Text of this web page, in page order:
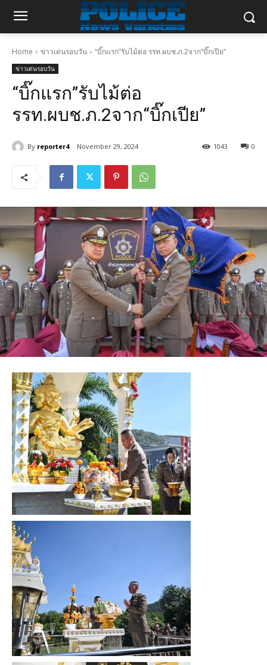
Home ข่าวเด่นรอบวัน “บิ๊กแรก”รับไม้ต่อ รรท.ผบช.ภ.2จาก“บิ๊กเปีย”
ข่าวเด่นรอบวัน
“บิ๊กแรก”รับไม้ต่อ
รรท.ผบช.ภ.2จาก“บิ๊กเปีย”
By reporter4 November 29, 2024 0
1043